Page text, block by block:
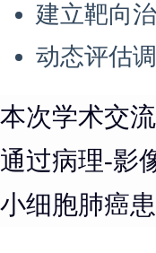
建立靶向
动态评估
本次学术交
通过病理-影
小细胞肺癌